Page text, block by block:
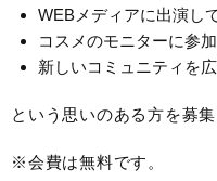
WEBメディアに出演し
コスメのモニターに参
新しいコミュニティを
という思いのある方を募集
※会費は無料です。